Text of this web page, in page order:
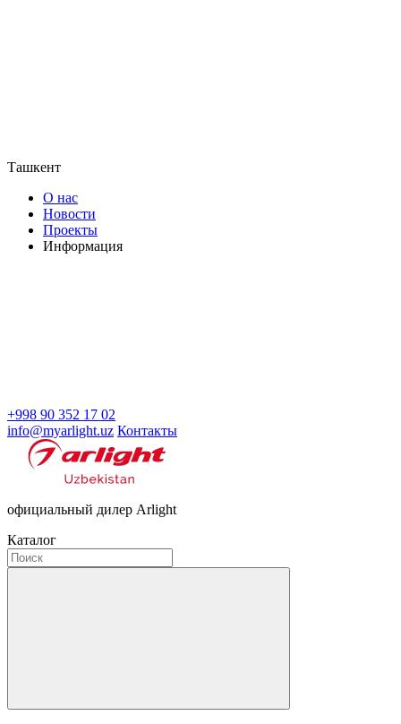
Ташкент
О нас
Новости
Проекты
Информация
+998 90 352 17 02
info@myarlight.uz Контакты
официальный дилер Arlight
Каталог